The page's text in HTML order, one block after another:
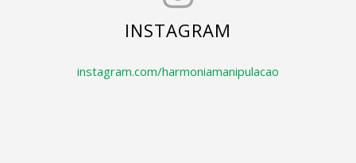
INSTAGRAM
instagram.com/harmoniamanipulacao